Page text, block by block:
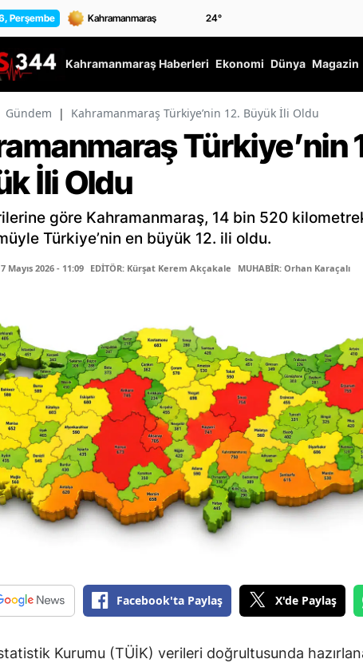
Perşembe 24°
Kahramanmaraş Haberleri Ekonomi Dünya Magazin
Gündem | Kahramanmaraş Türkiye’nin 12. Büyük İli Oldu
Türkiye’nin
İli Oldu
göre Kahramanmaraş, 14 bin 520
Türkiye’nin en büyük 12. ili oldu.
Mayıs 2026 - 11:09 EDİTÖR: Kürşat Kerem Akçakale MUHABİR: Orhan Karaçalı
Facebook'ta Paylaş X'de Paylaş
Kurumu (TÜİK) verileri doğrultusunda